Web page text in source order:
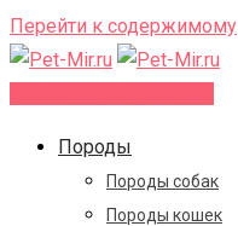
Перейти к содержимому
Породы
Породы собак
Породы кошек